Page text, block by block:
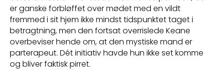
er ganske forbløffet over mødet med en vildt
fremmed i sit hjem ikke mindst tidspunktet taget i
betragtning, men den fortsat overrislede Keane
overbeviser hende om, at den mystiske mand er
parterapeut. Dét initiativ havde hun ikke set komme
og bliver faktisk pirret.